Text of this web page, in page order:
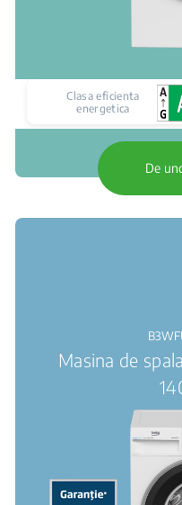
Clasa eficienta
energetica
De
Masina de